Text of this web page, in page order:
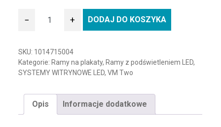
ilość Dwustronna rama podświetlana VM - TWO - A0
− + DODAJ DO KOSZYKA
SKU: 1014715004
Kategorie: Ramy na plakaty, Ramy z podświetleniem LED,
SYSTEMY WITRYNOWE LED,VM Two
Opis Informacje dodatkowe